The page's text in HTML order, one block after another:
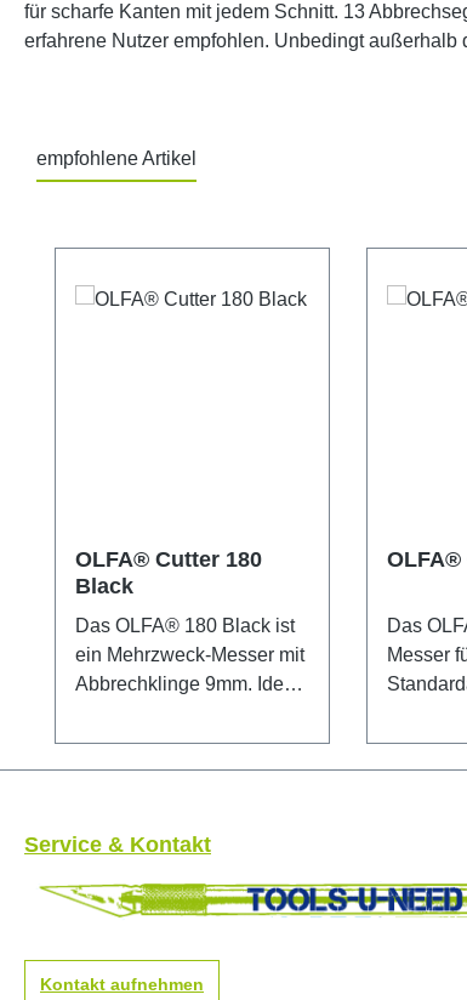
für scharfe Kanten mit jedem Schnitt. 13
erfahrene Nutzer empfohlen. Unbedingt
empfohlene Artikel
OLFA® Cutter 180
Black
Das OLFA® 180 Black ist
ein Mehrzweck-Messer mit
Abbrechklinge 9mm. Ideal
Papier, Folien, Bänder etc.
Die Klinge besteht aus
im bewährten mehrstufigen
OLFA-Produktionsprozess
bearbeitet wurde und so
Schärfe und höchste
OLFA®
Das
Messer
dieser
Service & Kontakt
Kontakt aufnehmen